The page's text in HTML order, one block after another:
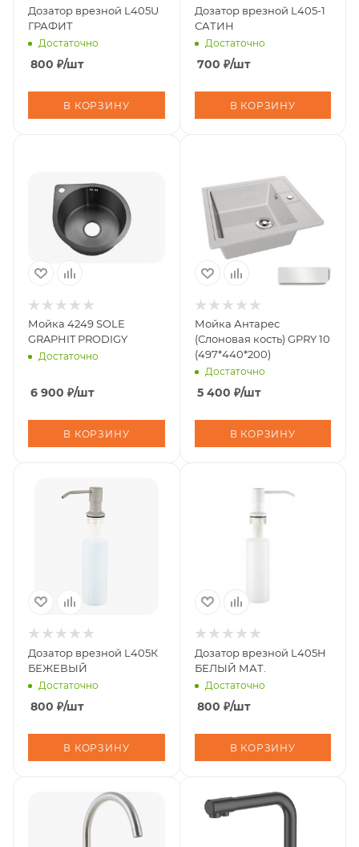
Дозатор врезной L405U
ГРАФИТ
Достаточно
800 ₽/шт
В КОРЗИНУ
Дозатор врезной L405-1
САТИН
Достаточно
700 ₽/шт
В КОРЗИНУ
Мойка 4249 SOLE
GRAPHIT PRODIGY
Достаточно
6 900 ₽/шт
В КОРЗИНУ
Мойка Антарес
(Слоновая кость) GPRY 10
(497*440*200)
Достаточно
5 400 ₽/шт
В КОРЗИНУ
Дозатор врезной L405К
БЕЖЕВЫЙ
Достаточно
800 ₽/шт
В КОРЗИНУ
Дозатор врезной L405H
БЕЛЫЙ МАТ.
Достаточно
800 ₽/шт
В КОРЗИНУ